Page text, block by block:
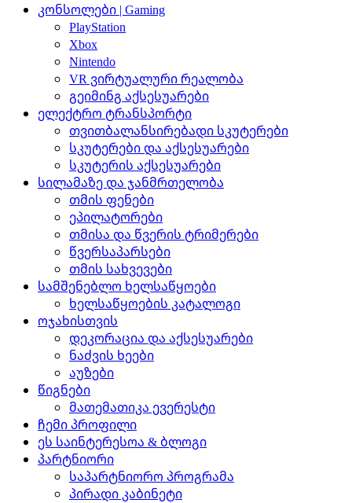
კონსოლები | Gaming
PlayStation
Xbox
Nintendo
VR ვირტუალური რეალობა
გეიმინგ აქსესუარები
ელექტრო ტრანსპორტი
თვითბალანსირებადი სკუტერები
სკუტერები და აქსესუარები
სკუტერის აქსესუარები
სილამაზე და ჯანმრთელობა
თმის ფენები
ეპილატორები
თმისა და წვერის ტრიმერები
წვერსაპარსები
თმის სახვევები
სამშენებლო ხელსაწყოები
ხელსაწყოების კატალოგი
ოჯახისთვის
დეკორაცია და აქსესუარები
ნაძვის ხეები
აუზები
წიგნები
მათემათიკა ევერესტი
ჩემი პროფილი
ეს საინტერესოა & ბლოგი
პარტნიორი
საპარტნიორო პროგრამა
პირადი კაბინეტი